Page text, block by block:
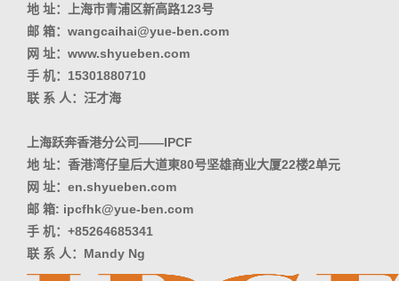
地 址：上海市青浦区新高路123号
邮 箱：wangcaihai@yue-ben.com
网 址：www.shyueben.com
手 机：15301880710
联 系 人：汪才海
上海跃奔香港分公司——IPCF
地 址：香港湾仔皇后大道東80号坚雄商业大厦22楼2单元
网 址：en.shyueben.com
邮 箱: ipcfhk@yue-ben.com
手 机：+85264685341
联 系 人：Mandy Ng